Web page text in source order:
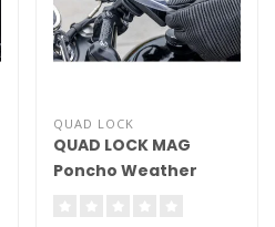
QUAD LOCK
QUAD LOCK MAG
Poncho Weather